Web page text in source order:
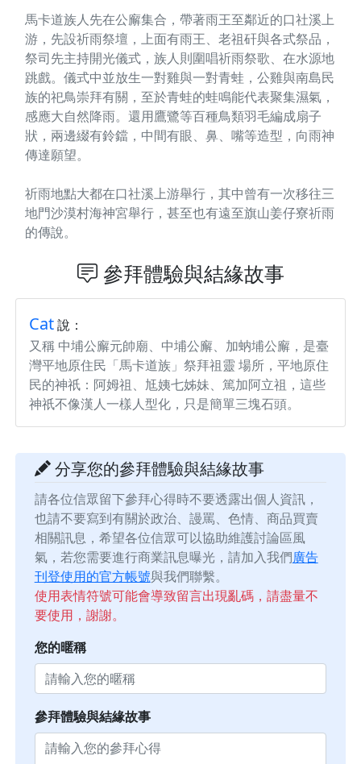
馬卡道族人先在公廨集合，帶著雨王至鄰近的口社溪上
游，先設祈雨祭壇，上面有雨王、老祖矸與各式祭品，
祭司先主持開光儀式，族人則圍唱祈雨祭歌、在水源地
跳戲。儀式中並放生一對雞與一對青蛙，公雞與南島民
族的祀鳥崇拜有關，至於青蛙的蛙鳴能代表聚集濕氣，
感應大自然降雨。還用鷹鷺等百種鳥類羽毛編成扇子
狀，兩邊綴有鈴鐺，中間有眼、鼻、嘴等造型，向雨神
傳達願望。
祈雨地點大都在口社溪上游舉行，其中曾有一次移往三
地門沙漠村海神宮舉行，甚至也有遠至旗山姜仔寮祈雨
的傳說。
參拜體驗與結緣故事
Cat說：
又稱 中埔公廨元帥廟、中埔公廨、加蚋埔公廨，是臺
灣平地原住民「馬卡道族」祭拜祖靈 場所，平地原住
民的神祇：阿姆祖、尪姨七姊妹、篤加阿立祖，這些
神祇不像漢人一樣人型化，只是簡單三塊石頭。
分享您的參拜體驗與結緣故事
請各位信眾留下參拜心得時不要透露出個人資訊，
也請不要寫到有關於政治、謾罵、色情、商品買賣
相關訊息，希望各位信眾可以協助維護討論區風
氣，若您需要進行商業訊息曝光，請加入我們廣告
刊登使用的官方帳號與我們聯繫。
使用表情符號可能會導致留言出現亂碼，請盡量不
要使用，謝謝。
您的暱稱
參拜體驗與結緣故事